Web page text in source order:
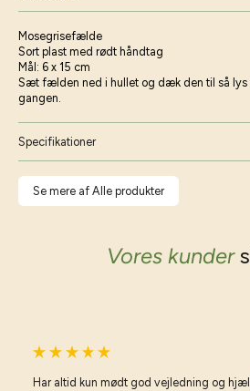
Mosegrisefælde
Sort plast med rødt håndtag
Mål: 6 x 15 cm
Sæt fælden ned i hullet og dæk den til så
gangen.
Specifikationer
Se mere af Alle produkter
Vores kunder
Har altid kun mødt god vejledning og